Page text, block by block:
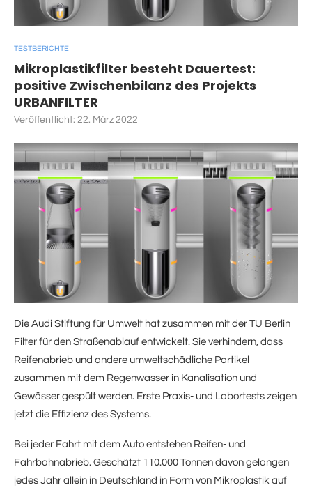
TESTBERICHTE
Mikroplastikfilter besteht Dauertest:
positive Zwischenbilanz des Projekts
URBANFILTER
Veröffentlicht: 22. März 2022
Die Audi Stiftung für Umwelt hat zusammen mit der TU Berlin
Filter für den Straßenablauf entwickelt. Sie verhindern, dass
Reifenabrieb und andere umweltschädliche Partikel
zusammen mit dem Regenwasser in Kanalisation und
Gewässer gespült werden. Erste Praxis- und Labortests zeigen
jetzt die Effizienz des Systems.
Bei jeder Fahrt mit dem Auto entstehen Reifen- und
Fahrbahnabrieb. Geschätzt 110.000 Tonnen davon gelangen
jedes Jahr allein in Deutschland in Form von Mikroplastik auf